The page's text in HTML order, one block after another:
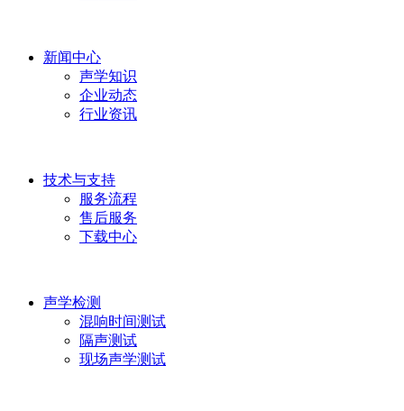
新闻中心
声学知识
企业动态
行业资讯
技术与支持
服务流程
售后服务
下载中心
声学检测
混响时间测试
隔声测试
现场声学测试